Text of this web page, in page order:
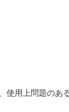
使用上問題のあ